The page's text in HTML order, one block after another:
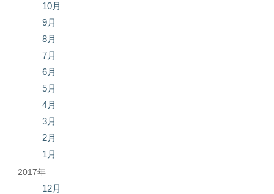
10月
9月
8月
7月
6月
5月
4月
3月
2月
1月
2017年
12月